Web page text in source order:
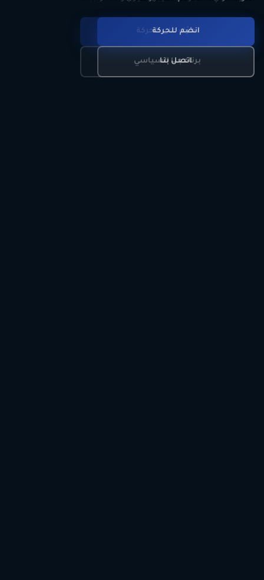
تعرّف على الحركة
برنامجنا السياسي
انضم للحركة
اتصل بنا